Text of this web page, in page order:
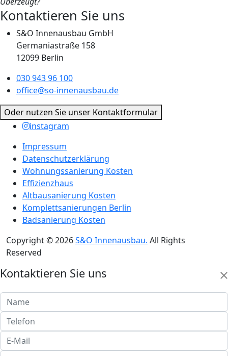
Kontaktieren Sie uns
S&O Innenausbau GmbH
Germaniastraße 158
12099 Berlin
030 943 96 100
office@so-innenausbau.de
Oder nutzen Sie unser Kontaktformular
Impressum
Datenschutz­erklärung
Wohnungssanierung Kosten
Effizienzhaus
Altbausanierung Kosten
Komplettsanierungen Berlin
Badsanierung Kosten
Copyright © 2026S&O Innenausbau. All Rights
Reserved
instagram
Kontaktieren Sie uns